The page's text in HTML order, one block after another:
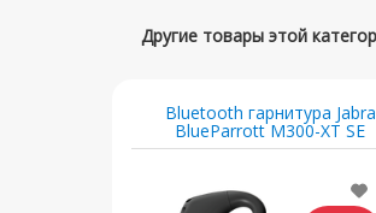
Bluetooth гарнитура Jabra
BlueParrott M300-XT SE